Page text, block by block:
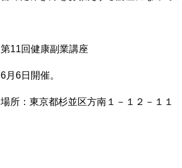
第11回健康副業講座
6月6日開催。
場所：東京都杉並区方南１－１２－１